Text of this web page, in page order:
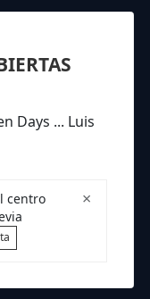
Days ... Luis
×
centro